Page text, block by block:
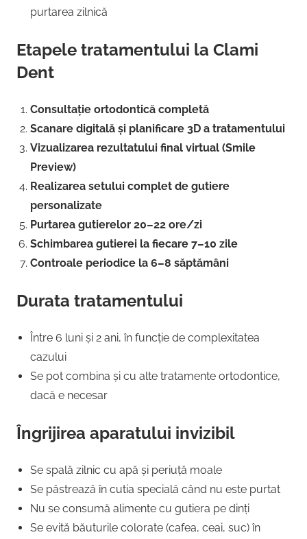
purtarea zilnică
Etapele tratamentului la Clami
Dent
Consultație ortodontică completă
Scanare digitală și planificare 3D a tratamentului
Vizualizarea rezultatului final virtual (Smile
Preview)
Realizarea setului complet de gutiere
personalizate
Purtarea gutierelor 20–22 ore/zi
Schimbarea gutierei la fiecare 7–10 zile
Controale periodice la 6–8 săptămâni
Durata tratamentului
Între 6 luni și 2 ani, în funcție de complexitatea
cazului
Se pot combina și cu alte tratamente ortodontice,
dacă e necesar
Îngrijirea aparatului invizibil
Se spală zilnic cu apă și periuță moale
Se păstrează în cutia specială când nu este purtat
Nu se consumă alimente cu gutiera pe dinți
Se evită băuturile colorate (cafea, ceai, suc) în